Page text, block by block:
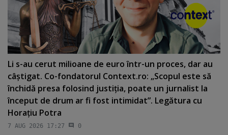
Li s-au cerut milioane de euro într-un proces, dar au
câştigat. Co-fondatorul Context.ro: „Scopul este să
închidă presa folosind justiţia, poate un jurnalist la
început de drum ar fi fost intimidat”. Legătura cu
Horaţiu Potra
7 AUG 2026 17:27 0